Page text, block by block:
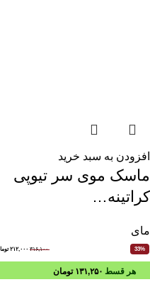
افزودن به سبد خرید
ماسک موی سر تیوپی
کراتینه…
مای
33% ۳۱۶,۱۰۰ ۲۱۲,۰۰۰
هر قسط ۱۳۱,۲۵۰ تومان